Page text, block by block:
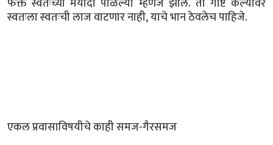
स्वतःला स्वतःची लाज वाटणार नाही, याचे भान ठेवलेच पाहिजे.
एकल प्रवासाविषयीचे काही समज-गैरसमज